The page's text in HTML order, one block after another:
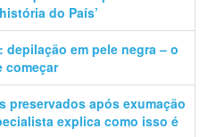
do País’
depilação em pele negra – o
começar
preservados após exumação
explica como isso é